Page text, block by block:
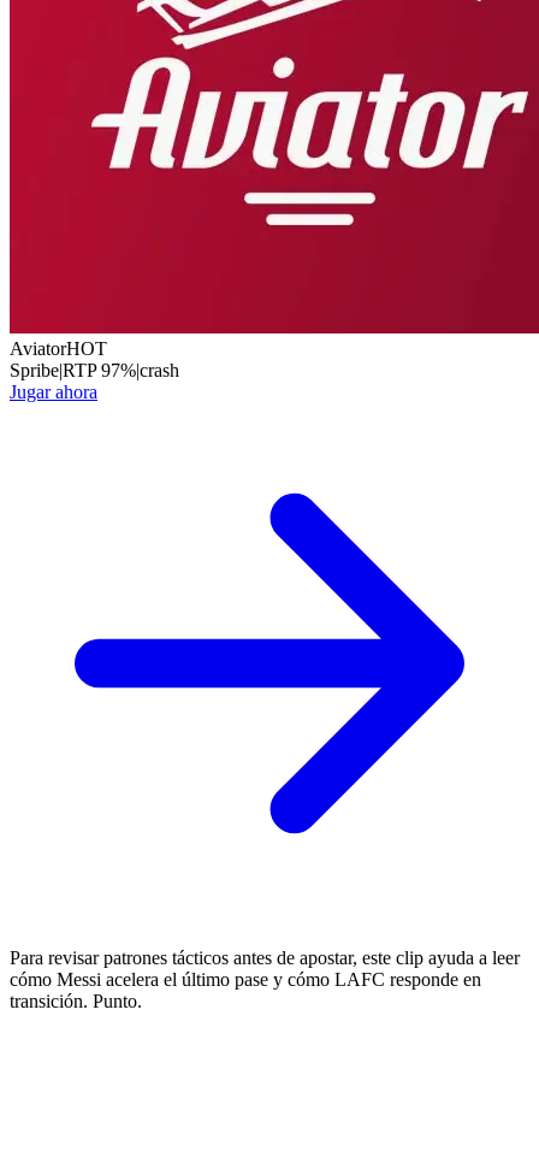
AviatorHOT
Spribe|RTP97%|crash
Jugar ahora
Para revisar patrones tácticos antes de apostar, este clip ayuda a leer
cómo Messi acelera el último pase y cómo LAFC responde en
transición. Punto.